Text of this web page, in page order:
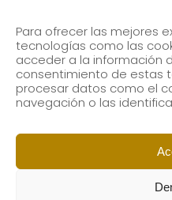
Para ofrecer las mejores
tecnologías como las
acceder a la información
consentimiento de estas
procesar datos como el
navegación o las
Subscribe to our
email.